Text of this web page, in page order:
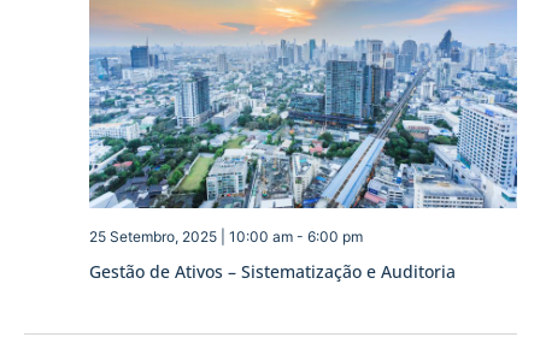
Gestão de Ativos – Sistematização e Auditoria
25 Setembro, 2025 | 10:00 am- 6:00 pm